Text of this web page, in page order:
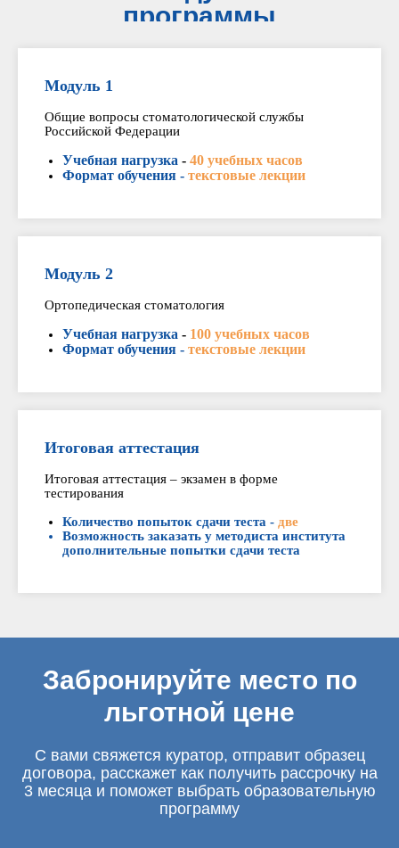
программы
Модуль 1
Общие вопросы стоматологической службы
Российской Федерации
Учебная нагрузка - 40 учебных часов
Формат обучения - текстовые лекции
Модуль 2
Ортопедическая стоматология
Учебная нагрузка - 100 учебных часов
Формат обучения - текстовые лекции
Итоговая аттестация
Итоговая аттестация – экзамен в форме
тестирования
Количество попыток сдачи теста - две
Возможность заказать у методиста института
дополнительные попытки сдачи теста
Забронируйте место по
льготной цене
С вами свяжется куратор, отправит образец
договора, расскажет как получить рассрочку на
3 месяца и поможет выбрать образовательную
программу